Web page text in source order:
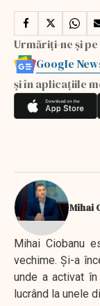
Urmăriți-ne și pe
Google
și în aplicațiile
Mihai
Mihai Ciobanu
vechime. Şi-a
unde a activat
lucrând la unele